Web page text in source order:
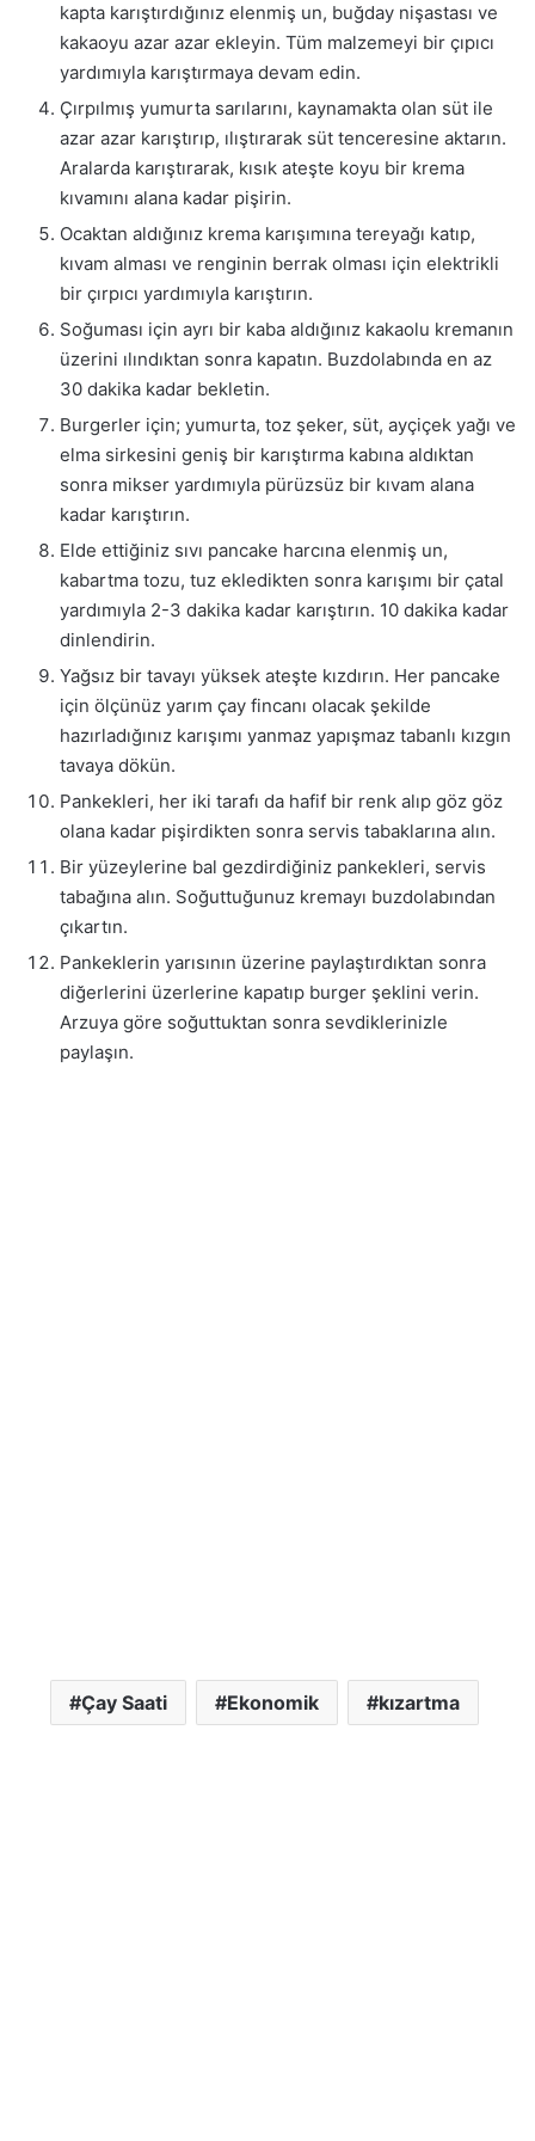
kapta karıştırdığınız elenmiş un, buğday nişastası ve
kakaoyu azar azar ekleyin. Tüm malzemeyi bir çıpıcı
yardımıyla karıştırmaya devam edin.
Çırpılmış yumurta sarılarını, kaynamakta olan süt ile
azar azar karıştırıp, ılıştırarak süt tenceresine aktarın.
Aralarda karıştırarak, kısık ateşte koyu bir krema
kıvamını alana kadar pişirin.
Ocaktan aldığınız krema karışımına tereyağı katıp,
kıvam alması ve renginin berrak olması için elektrikli
bir çırpıcı yardımıyla karıştırın.
Soğuması için ayrı bir kaba aldığınız kakaolu kremanın
üzerini ılındıktan sonra kapatın. Buzdolabında en az
30 dakika kadar bekletin.
Burgerler için; yumurta, toz şeker, süt, ayçiçek yağı ve
elma sirkesini geniş bir karıştırma kabına aldıktan
sonra mikser yardımıyla pürüzsüz bir kıvam alana
kadar karıştırın.
Elde ettiğiniz sıvı pancake harcına elenmiş un,
kabartma tozu, tuz ekledikten sonra karışımı bir çatal
yardımıyla 2-3 dakika kadar karıştırın. 10 dakika kadar
dinlendirin.
Yağsız bir tavayı yüksek ateşte kızdırın. Her pancake
için ölçünüz yarım çay fincanı olacak şekilde
hazırladığınız karışımı yanmaz yapışmaz tabanlı kızgın
tavaya dökün.
Pankekleri, her iki tarafı da hafif bir renk alıp göz göz
olana kadar pişirdikten sonra servis tabaklarına alın.
Bir yüzeylerine bal gezdirdiğiniz pankekleri, servis
tabağına alın. Soğuttuğunuz kremayı buzdolabından
çıkartın.
Pankeklerin yarısının üzerine paylaştırdıktan sonra
diğerlerini üzerlerine kapatıp burger şeklini verin.
Arzuya göre soğuttuktan sonra sevdiklerinizle
paylaşın.
Çay Saati Ekonomik kızartma